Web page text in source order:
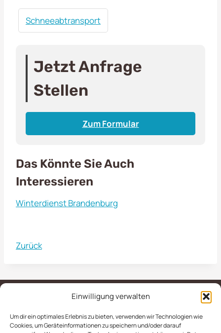
Einwilligung verwalten
Um dir ein optimales Erlebnis zu bieten, verwenden wir Technologien wie
Cookies, um Geräteinformationen zu speichern und/oder darauf
Schneeabtransport
Jetzt Anfrage
Stellen
Zum Formular
Das Könnte Sie Auch
Interessieren
Winterdienst Brandenburg
Zurück
IMPRESSUM
AGB